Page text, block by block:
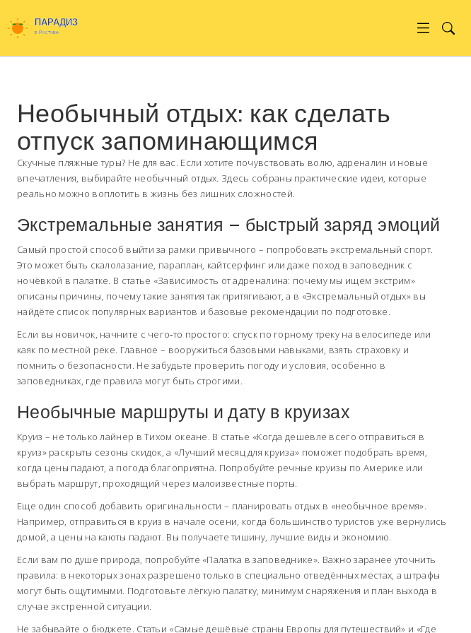
Необычный отдых: как сделать
отпуск запоминающимся
Скучные пляжные туры? Не для вас. Если хотите почувствовать волю, адреналин и новые
впечатления, выбирайте необычный отдых. Здесь собраны практические идеи, которые
реально можно воплотить в жизнь без лишних сложностей.
Экстремальные занятия – быстрый заряд эмоций
Самый простой способ выйти за рамки привычного – попробовать экстремальный спорт.
Это может быть скалолазание, параплан, кайтсерфинг или даже поход в заповедник с
ночёвкой в палатке. В статье «Зависимость от адреналина: почему мы ищем экстрим»
описаны причины, почему такие занятия так притягивают, а в «Экстремальный отдых» вы
найдёте список популярных вариантов и базовые рекомендации по подготовке.
Если вы новичок, начните с чего‑то простого: спуск по горному треку на велосипеде или
каяк по местной реке. Главное – вооружиться базовыми навыками, взять страховку и
помнить о безопасности. Не забудьте проверить погоду и условия, особенно в
заповедниках, где правила могут быть строгими.
Необычные маршруты и дату в круизах
Круиз – не только лайнер в Тихом океане. В статье «Когда дешевле всего отправиться в
круиз» раскрыты сезоны скидок, а «Лучший месяц для круиза» поможет подобрать время,
когда цены падают, а погода благоприятна. Попробуйте речные круизы по Америке или
выбрать маршрут, проходящий через малоизвестные порты.
Еще один способ добавить оригинальности – планировать отдых в «необычное время».
Например, отправиться в круиз в начале осени, когда большинство туристов уже вернулись
домой, а цены на каюты падают. Вы получаете тишину, лучшие виды и экономию.
Если вам по душе природа, попробуйте «Палатка в заповеднике». Важно заранее уточнить
правила: в некоторых зонах разрешено только в специально отведённых местах, а штрафы
могут быть ощутимыми. Подготовьте лёгкую палатку, минимум снаряжения и план выхода в
случае экстренной ситуации.
Не забывайте о бюджете. Статьи «Самые дешёвые страны Европы для путешествий» и «Где